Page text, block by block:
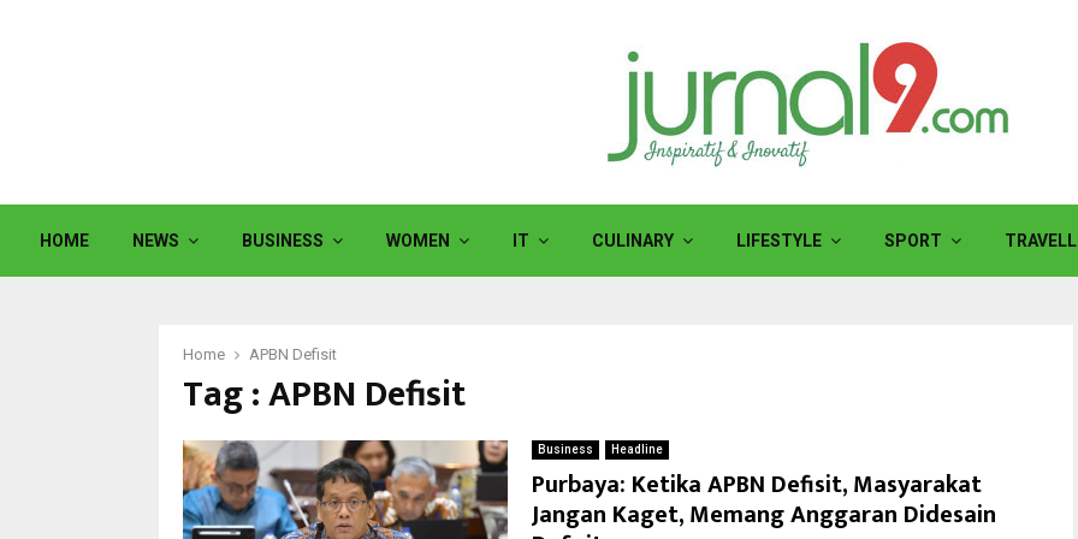
HOME NEWS BUSINESS WOMEN IT CULINARY LIFESTYLE SPORT
Home APBN Defisit
Tag : APBN Defisit
Business Headline
Purbaya: Ketika APBN Defisit, Masyarakat
Jangan Kaget, Memang Anggaran Didesain